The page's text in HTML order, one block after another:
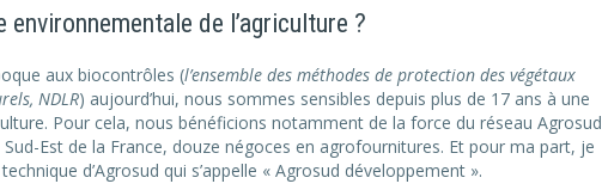
de l’agriculture ?
aux biocontrôles (l’ensemble des méthodes de protection des végétaux
NDLR) aujourd’hui, nous sommes sensibles depuis plus de 17 ans à une
Pour cela, nous bénéficions notamment de la force du réseau Agrosud
Est de la France, douze négoces en agrofournitures. Et pour ma part, je
d’Agrosud qui s’appelle « Agrosud développement ».